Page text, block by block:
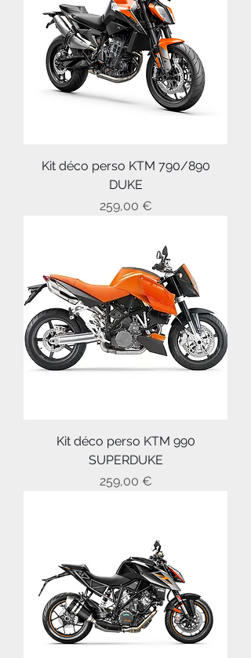
Kit déco perso KTM 790/890
DUKE
Prix
259,00 €
Kit déco perso KTM 990
SUPERDUKE
Prix
259,00 €